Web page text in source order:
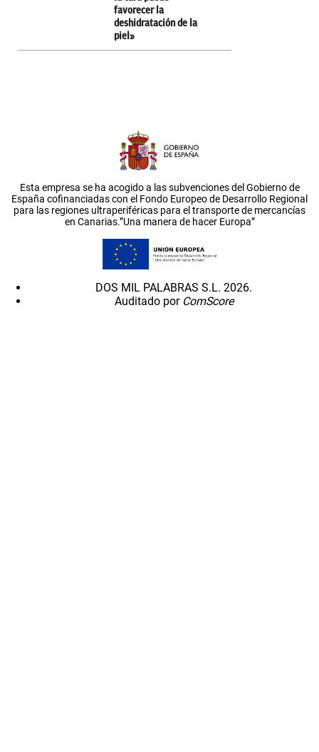
favorecer la
deshidratación de la
piel»
Esta empresa se ha acogido a las subvenciones del Gobierno de
España cofinanciadas con el Fondo Europeo de Desarrollo Regional
para las regiones ultraperiféricas para el transporte de mercancías
en Canarias.”Una manera de hacer Europa”
DOS MIL PALABRAS S.L. 2026.
Auditado por ComScore